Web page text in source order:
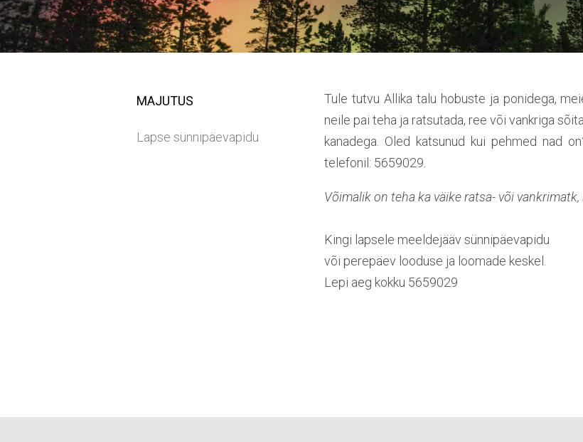
MAJUTUS
Lapse sünnipäevapidu
Tule tutvu Allika talu hobuste ja ponidega,
neile pai teha ja ratsutada, ree või vankriga
kanadega. Oled katsunud kui pehmed nad
telefonil: 5659029.
Võimalik on teha ka väike ratsa- või
Kingi lapsele meeldejääv sünnipäevapidu
või perepäev looduse ja loomade keskel.
Lepi aeg kokku 5659029